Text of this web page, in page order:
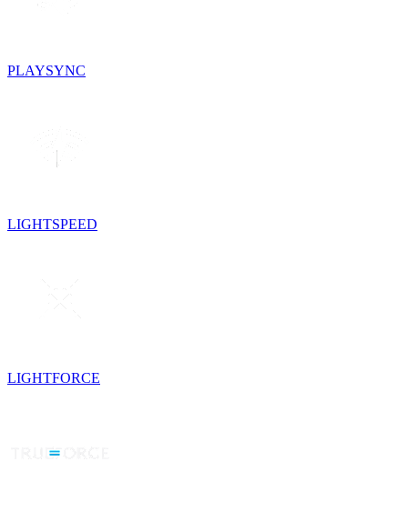
PLAYSYNC
LIGHTSPEED
LIGHTFORCE